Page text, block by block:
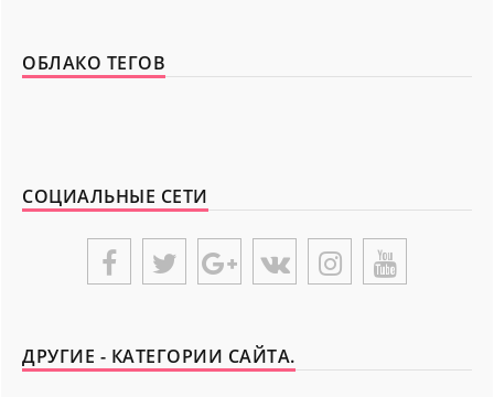
ОБЛАКО ТЕГОВ
СОЦИАЛЬНЫЕ СЕТИ
ДРУГИЕ - КАТЕГОРИИ САЙТА.